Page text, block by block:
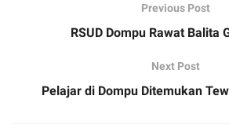
Previous Post
RSUD Dompu Rawat Balita
Next Post
Pelajar di Dompu Ditemukan